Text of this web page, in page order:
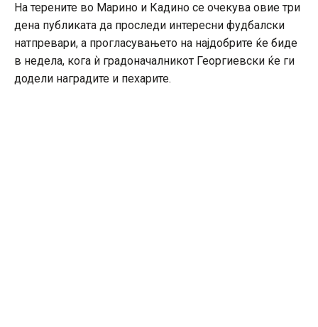
На терените во Марино и Кадино се очекува овие три
дена публиката да проследи интересни фудбалски
натпревари, а прогласувањето на најдобрите ќе биде
в недела, кога ѝ градоначалникот Георгиевски ќе ги
додели наградите и пехарите.